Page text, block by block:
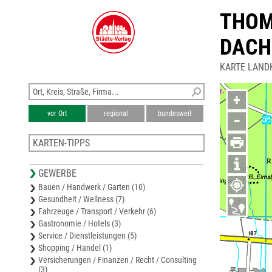
KARTE
+
−
vor Ort regional bundesweit
KARTEN-TIPPS
Stadtplan Helmstedt
Stadtplan Königslutter am Elm
Stadtplan Halberstadt
Karte Harz
GEWERBE
Bauen / Handwerk / Garten (10)
Gesundheit / Wellness (7)
Fahrzeuge / Transport / Verkehr (6)
Gastronomie / Hotels (3)
Service / Dienstleistungen (5)
Shopping / Handel (1)
Versicherungen / Finanzen / Recht / Consulting
(3)